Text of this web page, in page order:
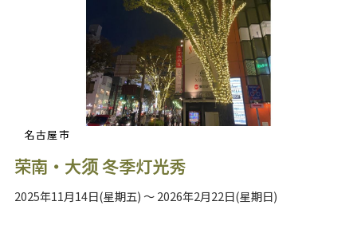
名古屋市
荣南・大须 冬季灯光秀
2025年11月14日(星期五) ～ 2026年2月22日(星期日)